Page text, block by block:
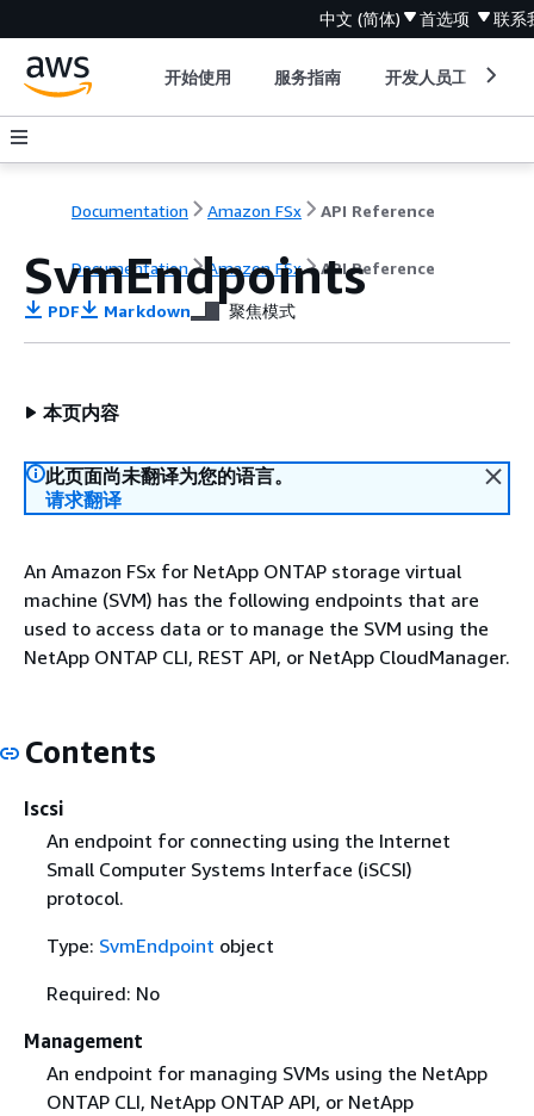
中文 (简体) 首选项 联系
开始使用 服务指南 开发人员工具
Documentation Amazon FSx API Reference
Documentation Amazon FSx API Reference
SvmEndpoints
PDF Markdown 聚焦模式
本页内容
此页面尚未翻译为您的语言。
请求翻译
An Amazon FSx for NetApp ONTAP storage virtual
machine (SVM) has the following endpoints that are
used to access data or to manage the SVM using the
NetApp ONTAP CLI, REST API, or NetApp CloudManager.
Contents
Iscsi
An endpoint for connecting using the Internet
Small Computer Systems Interface (iSCSI)
protocol.
Type: SvmEndpoint object
Required: No
Management
An endpoint for managing SVMs using the NetApp
ONTAP CLI, NetApp ONTAP API, or NetApp